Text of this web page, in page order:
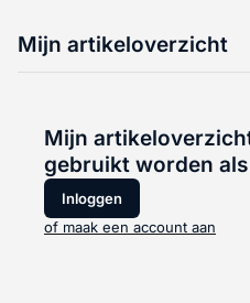
Mijn artikeloverzicht
Mijn
gebruikt worden
Inloggen
of maak een account aan